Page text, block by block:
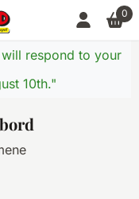
0
respond to your
10th."